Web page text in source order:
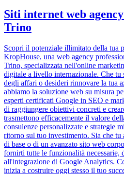
Siti internet web
Trino
Scopri il potenziale illimitato della tua
KropHouse, una web agency
Trino, specializzata nell'online
digitale a livello internazionale. Che tu
degli affari o desideri rinnovare la tua
abbiamo la soluzione web su misura
esperti certificati Google in SEO e
di raggiungere obiettivi concreti e
trasmettono efficacemente il valore
consulenze personalizzate e strategie
ritorno sul tuo investimento. Sia che
di base o di un avanzato sito web
fornirti tutte le funzionalità necessarie,
all'integrazione di Google Analytics.
inizia a costruire oggi stesso il tuo